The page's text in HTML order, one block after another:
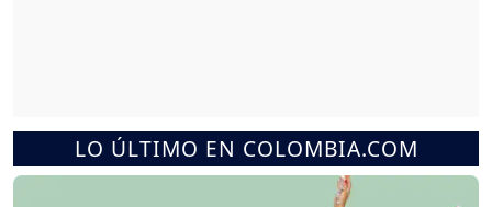
LO ÚLTIMO EN COLOMBIA.COM